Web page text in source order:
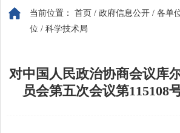
当前位置： 首页 / 政府信息公开 / 各单
位 / 科学技术局
对中国人民政治协商会议库
员会第五次会议第115108